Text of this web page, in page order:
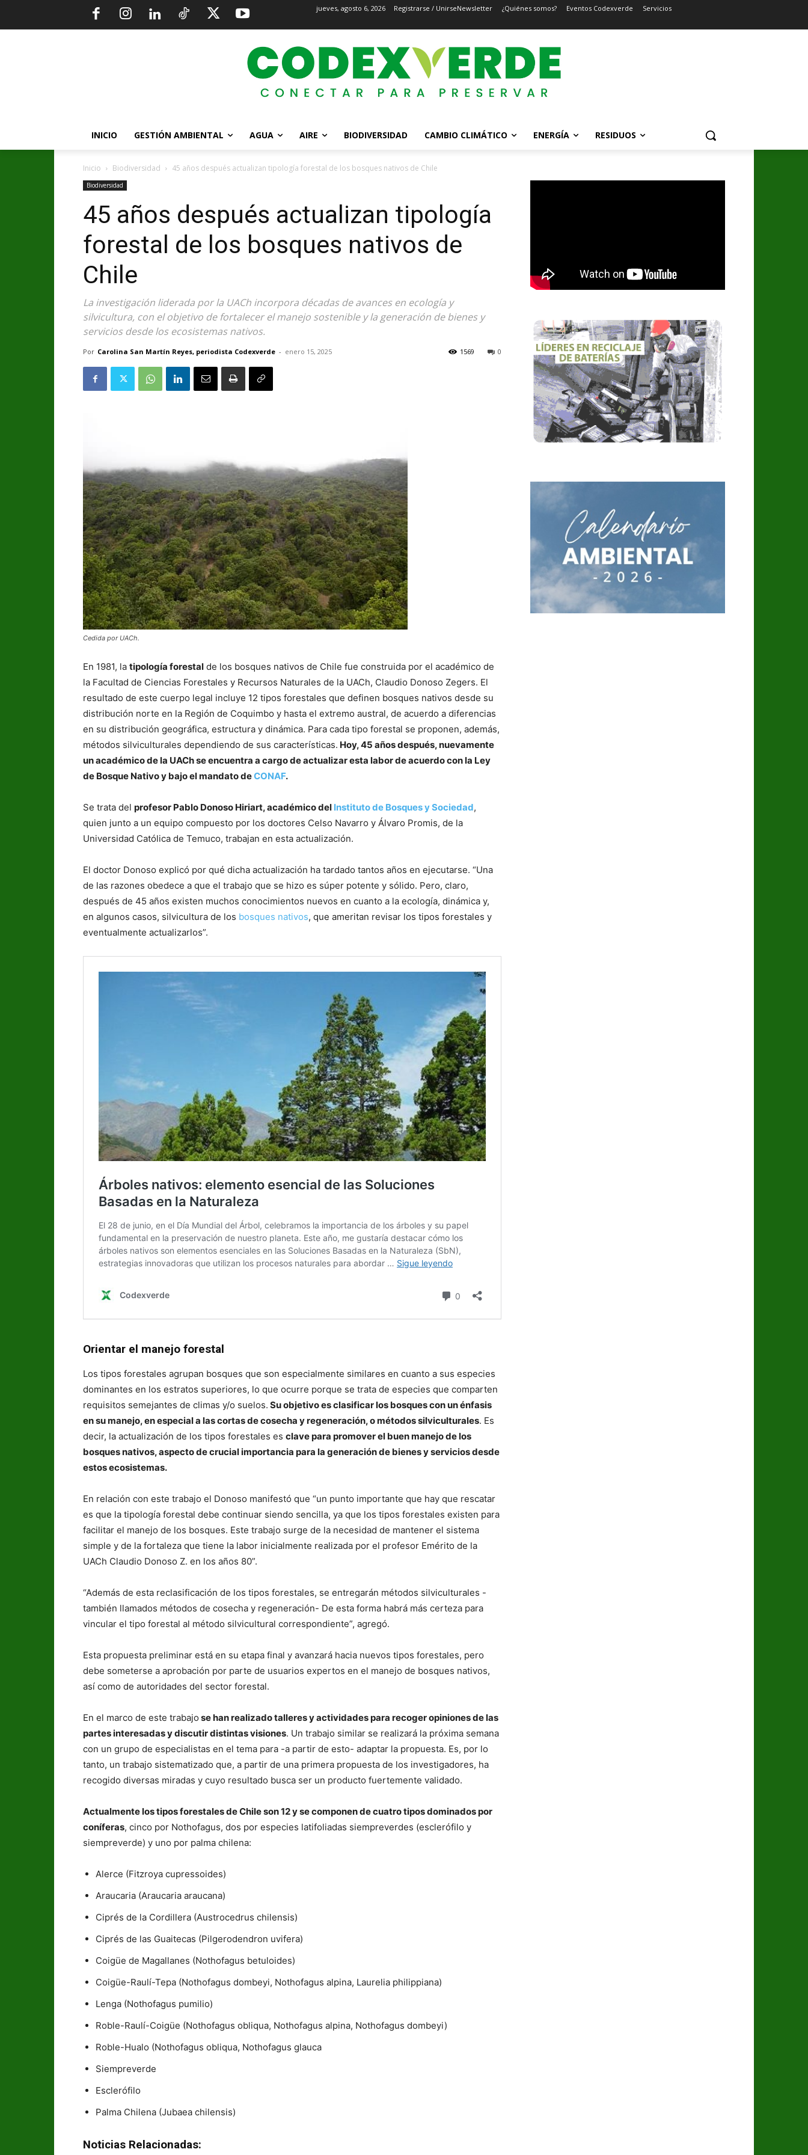
jueves, agosto 6, 2026 Registrarse / UnirseNewsletter ¿Quiénes somos? Eventos Codexverde Servicios
INICIO GESTIÓN AMBIENTAL AGUA AIRE BIODIVERSIDAD CAMBIO CLIMÁTICO ENERGÍA RESIDUOS
Inicio Biodiversidad 45 años después actualizan tipología forestal de los bosques nativos de Chile
Biodiversidad
45 años después actualizan tipología
forestal de los bosques nativos de
Chile
La investigación liderada por la UACh incorpora décadas de avances en ecología y
silvicultura, con el objetivo de fortalecer el manejo sostenible y la generación de bienes y
servicios desde los ecosistemas nativos.
Por Carolina San Martín Reyes, periodista Codexverde - enero 15, 2025 0
1569
Cedida por UACh.
En 1981, la tipología forestal de los bosques nativos de Chile fue construida por el académico de
la Facultad de Ciencias Forestales y Recursos Naturales de la UACh, Claudio Donoso Zegers. El
resultado de este cuerpo legal incluye 12 tipos forestales que definen bosques nativos desde su
distribución norte en la Región de Coquimbo y hasta el extremo austral, de acuerdo a diferencias
en su distribución geográfica, estructura y dinámica. Para cada tipo forestal se proponen, además,
métodos silviculturales dependiendo de sus características. Hoy, 45 años después, nuevamente
un académico de la UACh se encuentra a cargo de actualizar esta labor de acuerdo con la Ley
de Bosque Nativo y bajo el mandato deCONAF.
Se trata del profesor Pablo Donoso Hiriart, académico del Instituto de Bosques y Sociedad,
quien junto a un equipo compuesto por los doctores Celso Navarro y Álvaro Promis, de la
Universidad Católica de Temuco, trabajan en esta actualización.
El doctor Donoso explicó por qué dicha actualización ha tardado tantos años en ejecutarse. “Una
de las razones obedece a que el trabajo que se hizo es súper potente y sólido. Pero, claro,
después de 45 años existen muchos conocimientos nuevos en cuanto a la ecología, dinámica y,
en algunos casos, silvicultura de los bosques nativos, que ameritan revisar los tipos forestales y
eventualmente actualizarlos”.
Orientar el manejo forestal
Los tipos forestales agrupan bosques que son especialmente similares en cuanto a sus especies
dominantes en los estratos superiores, lo que ocurre porque se trata de especies que comparten
requisitos semejantes de climas y/o suelos. Su objetivo es clasificar los bosques con un énfasis
en su manejo, en especial a las cortas de cosecha y regeneración, o métodos silviculturales. Es
decir, la actualización de los tipos forestales es clave para promover el buen manejo de los
bosques nativos, aspecto de crucial importancia para la generación de bienes y servicios desde
estos ecosistemas.
En relación con este trabajo el Donoso manifestó que “un punto importante que hay que rescatar
es que la tipología forestal debe continuar siendo sencilla, ya que los tipos forestales existen para
facilitar el manejo de los bosques. Este trabajo surge de la necesidad de mantener el sistema
simple y de la fortaleza que tiene la labor inicialmente realizada por el profesor Emérito de la
UACh Claudio Donoso Z. en los años 80”.
“Además de esta reclasificación de los tipos forestales, se entregarán métodos silviculturales -
también llamados métodos de cosecha y regeneración- De esta forma habrá más certeza para
vincular el tipo forestal al método silvicultural correspondiente”, agregó.
Esta propuesta preliminar está en su etapa final y avanzará hacia nuevos tipos forestales, pero
debe someterse a aprobación por parte de usuarios expertos en el manejo de bosques nativos,
así como de autoridades del sector forestal.
En el marco de este trabajo se han realizado talleres y actividades para recoger opiniones de las
partes interesadas y discutir distintas visiones. Un trabajo similar se realizará la próxima semana
con un grupo de especialistas en el tema para -a partir de esto- adaptar la propuesta. Es, por lo
tanto, un trabajo sistematizado que, a partir de una primera propuesta de los investigadores, ha
recogido diversas miradas y cuyo resultado busca ser un producto fuertemente validado.
Actualmente los tipos forestales de Chile son 12 y se componen de cuatro tipos dominados por
coníferas, cinco por Nothofagus, dos por especies latifoliadas siempreverdes (esclerófilo y
siempreverde) y uno por palma chilena:
Alerce (Fitzroya cupressoides)
Araucaria (Araucaria araucana)
Ciprés de la Cordillera (Austrocedrus chilensis)
Ciprés de las Guaitecas (Pilgerodendron uvifera)
Coigüe de Magallanes (Nothofagus betuloides)
Coigüe-Raulí-Tepa (Nothofagus dombeyi, Nothofagus alpina, Laurelia philippiana)
Lenga (Nothofagus pumilio)
Roble-Raulí-Coigüe (Nothofagus obliqua, Nothofagus alpina, Nothofagus dombeyi)
Roble-Hualo (Nothofagus obliqua, Nothofagus glauca
Siempreverde
Esclerófilo
Palma Chilena (Jubaea chilensis)
Noticias Relacionadas: